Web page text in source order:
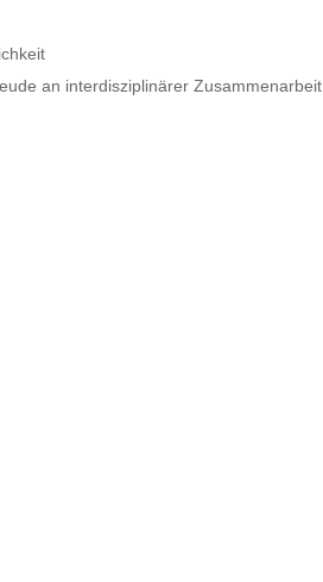
an interdisziplinärer Zusammenarbeit